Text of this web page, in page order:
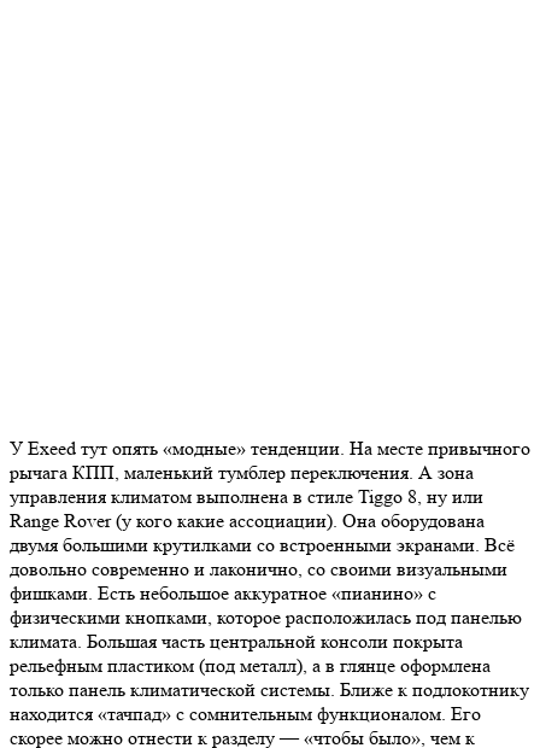
У Exeed тут опять «модные» тенденции. На месте привычного
рычага КПП, маленький тумблер переключения. А зона
управления климатом выполнена в стиле Tiggo 8, ну или
Range Rover (у кого какие ассоциации). Она оборудована
двумя большими крутилками со встроенными экранами. Всё
довольно современно и лаконично, со своими визуальными
фишками. Есть небольшое аккуратное «пианино» с
физическими кнопками, которое расположилась под панелью
климата. Большая часть центральной консоли покрыта
рельефным пластиком (под металл), а в глянце оформлена
только панель климатической системы. Ближе к подлокотнику
находится «тачпад» с сомнительным функционалом. Его
скорее можно отнести к разделу — «чтобы было», чем к